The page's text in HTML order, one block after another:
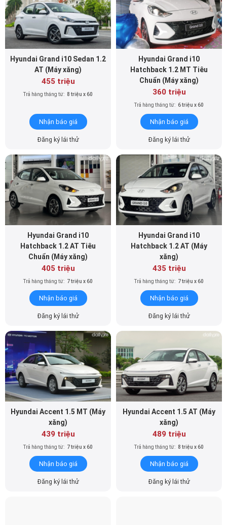
Hyundai Grand i10 Sedan 1.2
AT (Máy xăng)
455 triệu
Trả hàng tháng từ: 8 triệu x 60
Nhận báo giá
Đăng ký lái thử
Hyundai Grand i10
Hatchback 1.2 MT Tiêu
Chuẩn (Máy xăng)
360 triệu
Trả hàng tháng từ: 6 triệu x 60
Nhận báo giá
Đăng ký lái thử
Hyundai Grand i10
Hatchback 1.2 AT Tiêu
Chuẩn (Máy xăng)
405 triệu
Trả hàng tháng từ: 7 triệu x 60
Nhận báo giá
Đăng ký lái thử
Hyundai Grand i10
Hatchback 1.2 AT (Máy
xăng)
435 triệu
Trả hàng tháng từ: 7 triệu x 60
Nhận báo giá
Đăng ký lái thử
Hyundai Accent 1.5 MT (Máy
xăng)
439 triệu
Trả hàng tháng từ: 7 triệu x 60
Nhận báo giá
Đăng ký lái thử
Hyundai Accent 1.5 AT (Máy
xăng)
489 triệu
Trả hàng tháng từ: 8 triệu x 60
Nhận báo giá
Đăng ký lái thử